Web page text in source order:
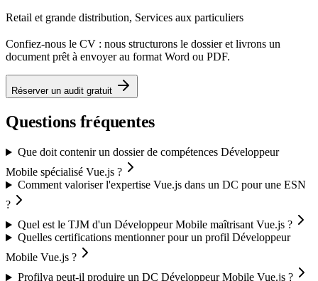
Retail et grande distribution, Services aux particuliers
Confiez-nous le CV : nous structurons le dossier et livrons un
document prêt à envoyer au format Word ou PDF.
Réserver un audit gratuit
Questions fréquentes
Que doit contenir un dossier de compétences Développeur
Mobile spécialisé Vue.js ?
Comment valoriser l'expertise Vue.js dans un DC pour une ESN
?
Quel est le TJM d'un Développeur Mobile maîtrisant Vue.js ?
Quelles certifications mentionner pour un profil Développeur
Mobile Vue.js ?
Profilya peut-il produire un DC Développeur Mobile Vue.js ?